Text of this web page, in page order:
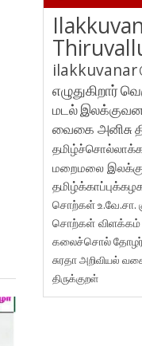
ilakkuvanar
எழுதுகிறார்
மடல்
வைகை அனிசு
மறைமலை
சொற்கள்உ.வே.சா.
சொற்கள் விளக்கம்
கலைச்சொல்தோழர்
சுரதாஅறிவியல்
திருக்குறள்